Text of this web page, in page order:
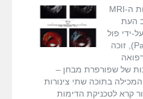
מאת: עופר בן חורין. תמונות ה-MRI
העת
Nature ב-16 למרץ 1973 על-ידי פול
לוטרבור (Paul C. Lauterbur), זוכה
תמונות של שפורפרת מבחן –
בקוטר 4.2 מ"מ המכילה בתוכה שתי צינורות
קרא לטכניקת הדימות